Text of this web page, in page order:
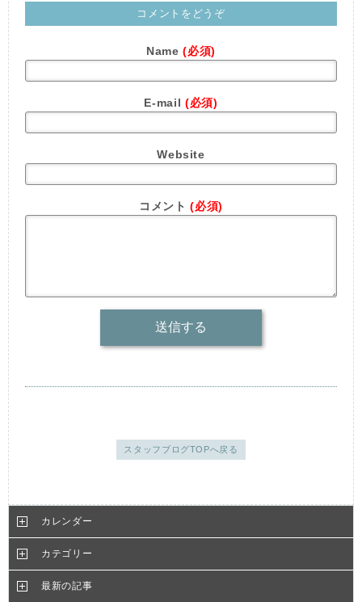
コメントをどうぞ
Name(必須)
E-mail (必須)
Website
コメント(必須)
スタッフブログTOPへ戻る
カレンダー
カテゴリー
最新の記事